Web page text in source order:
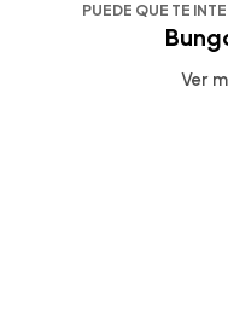
PUEDE QUE TE
Ver